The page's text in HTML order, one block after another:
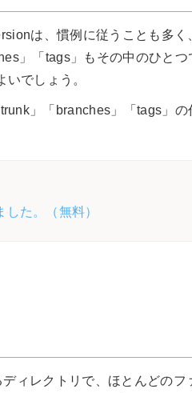
は、慣例に従うことも多く
」「tags」もその中のひとつ
でしょう。
」「branches」「tags」の
た。（無料）
ィレクトリで、ほとんどのフ